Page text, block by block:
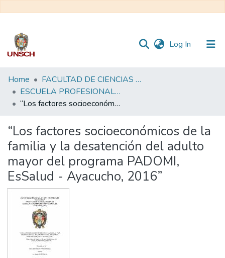
Log In (current)
Communities
&
Collections
Statistics
Home
FACULTAD DE CIENCIAS SOCIALES
ESCUELA PROFESIONAL DE TRABAJO SOCIAL
“Los factores socioeconómicos de la familia y la desatención del adulto mayor del programa PADOMI, EsSalud - Ayacucho, 2016”
“Los factores socioeconómicos de la
familia y la desatención del adulto
mayor del programa PADOMI,
EsSalud - Ayacucho, 2016”